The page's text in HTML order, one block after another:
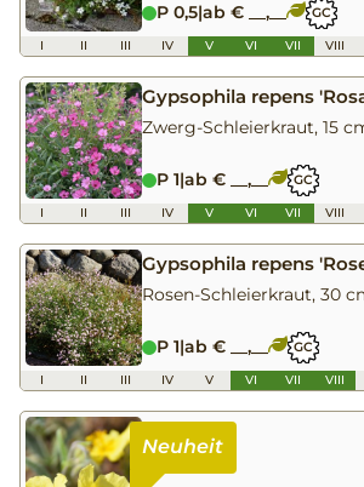
P 0,5|ab € __,__ GC
I II III IV V VI VII VIII
Gypsophila repens
Zwerg-Schleierkraut, 15
P 1|ab € __,__ GC
I II III IV V VI VII VIII
Gypsophila repens
Rosen-Schleierkraut, 30
P 1|ab € __,__ GC
I II III IV V VI VII VIII